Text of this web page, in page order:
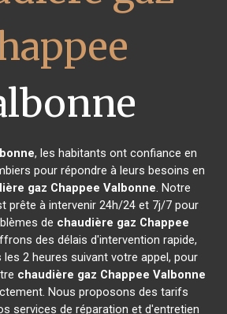
, les habitants ont confiance en
pour répondre à leurs besoins en
gaz Chappee Valbonne. Notre
prête à intervenir 24h/24 et 7j/7 pour
de chaudière gaz Chappee
des délais d'intervention rapide,
les 2 heures suivant votre appel, pour
chaudière gaz Chappee Valbonne
Nous proposons des tarifs
services de réparation et d'entretien